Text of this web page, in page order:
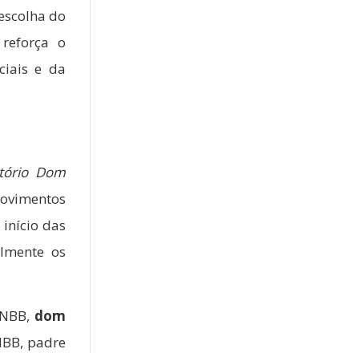
do
o
e da
Dom
das
os
dom
padre